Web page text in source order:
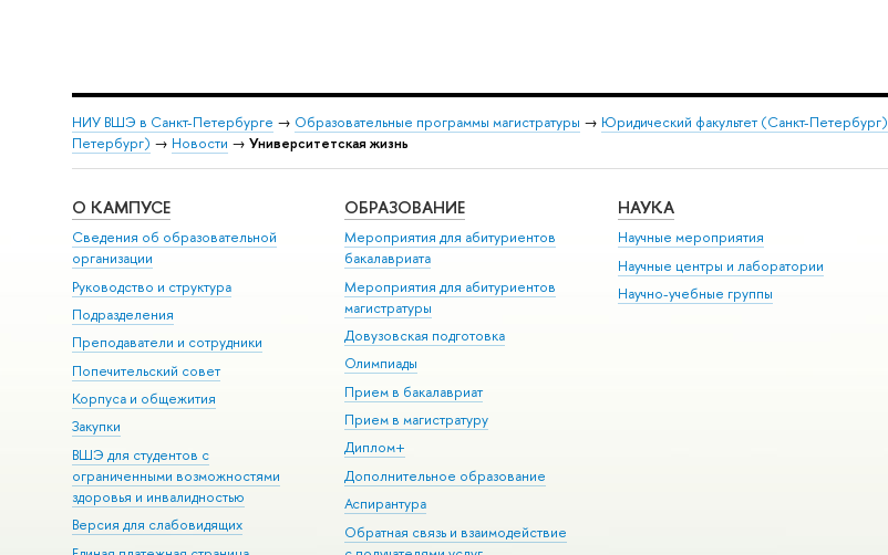
НИУ ВШЭ в Санкт-Петербурге → Образовательные программы магистратуры → Юридический факультет (Санкт-Петербург)
Петербург) → Новости → Университетская жизнь
О КАМПУСЕ
Сведения об образовательной
организации
Руководство и структура
Подразделения
Преподаватели и сотрудники
Попечительский совет
Корпуса и общежития
Закупки
ВШЭ для студентов с
ограниченными возможностями
здоровья и инвалидностью
Версия для слабовидящих
ОБРАЗОВАНИЕ
Мероприятия для абитуриентов
бакалавриата
Мероприятия для абитуриентов
магистратуры
Довузовская подготовка
Олимпиады
Прием в бакалавриат
Прием в магистратуру
Диплом+
Дополнительное образование
Аспирантура
Обратная связь и взаимодействие
НАУКА
Научные мероприятия
Научные центры и лаборатории
Научно-учебные группы